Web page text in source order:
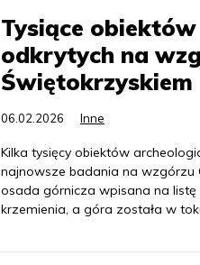
Tysiące
odkrytych na
Świętokrzyskiem
06.02.2026 Inne
Kilka tysięcy obiektów
najnowsze badania na wzgórzu
osada górnicza wpisana na listę
krzemienia, a góra została w